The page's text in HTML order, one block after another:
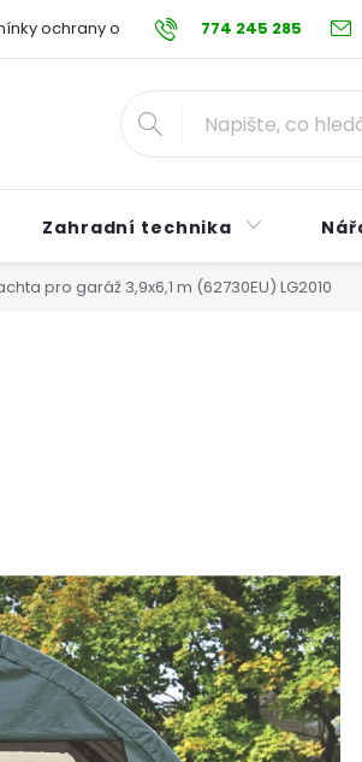
774 245 285
ochrany osobních údajů
Zahradní technika
pro garáž 3,9x6,1 m (62730EU) LG2010